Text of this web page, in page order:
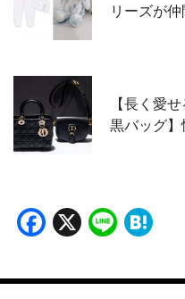
リーズが仲
【長く愛
黒バッグ
Facebook
X Line